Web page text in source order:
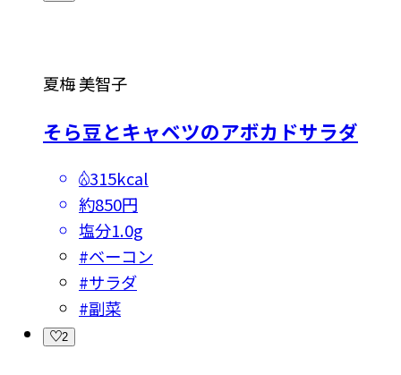
夏梅 美智子
そら豆とキャベツのアボカドサラダ
315kcal
約850円
塩分1.0g
#ベーコン
#サラダ
#副菜
2